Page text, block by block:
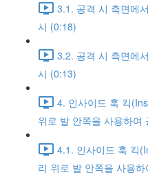
3.1. 공격 시 측면에
시 (0:18)
3.2. 공격 시 측면에
시 (0:13)
4. 인사이드 훅 킥
위로 발 안쪽을 사용하여
4.1. 인사이드 훅 킥
리 위로 발 안쪽을 사용